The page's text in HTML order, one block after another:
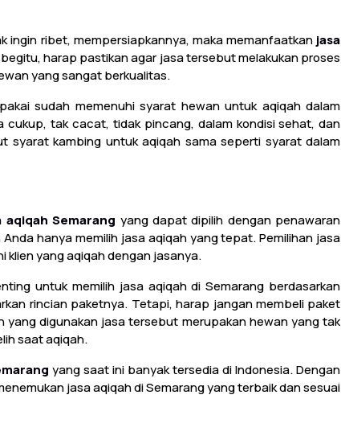
ingin ribet, mempersiapkannya, maka memanfaatkan jasa
harap pastikan agar jasa tersebut melakukan proses
yang sangat berkualitas.
sudah memenuhi syarat hewan untuk aqiqah dalam
tak cacat, tidak pincang, dalam kondisi sehat, dan
syarat kambing untuk aqiqah sama seperti syarat dalam
aqiqah Semarang yang dapat dipilih dengan penawaran
hanya memilih jasa aqiqah yang tepat. Pemilihan jasa
yang aqiqah dengan jasanya.
untuk memilih jasa aqiqah di Semarang berdasarkan
rincian paketnya. Tetapi, harap jangan membeli paket
digunakan jasa tersebut merupakan hewan yang tak
saat aqiqah.
yang saat ini banyak tersedia di Indonesia. Dengan
jasa aqiqah di Semarang yang terbaik dan sesuai